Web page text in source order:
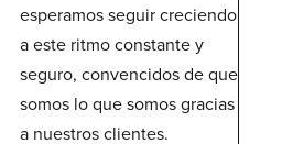
esperamos seguir creciendo
a este ritmo constante y
seguro, convencidos de que
somos lo que somos gracias
a nuestros clientes.